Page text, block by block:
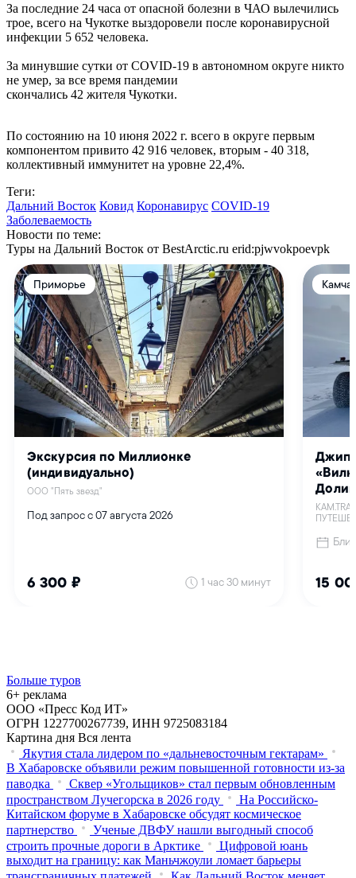
За последние 24 часа от опасной болезни в ЧАО вылечились
трое, всего на Чукотке выздоровели после коронавирусной
инфекции 5 652 человека.
За минувшие сутки от COVID-19 в автономном округе никто
не умер, за все время пандемии
скончались 42 жителя Чукотки.
По состоянию на 10 июня 2022 г. всего в округе первым
компонентом привито 42 916 человек, вторым - 40 318,
коллективный иммунитет на уровне 22,4%.
Теги:
Дальний Восток Ковид Коронавирус COVID-19
Заболеваемость
Новости по теме:
Туры на Дальний Восток от BestArctic.ru erid:pjwvokpoevpk
Больше туров
6+ реклама
ООО «Пресс Код ИТ»
ОГРН 1227700267739, ИНН 9725083184
Картина дня Вся лента
Якутия стала лидером по «дальневосточным гектарам»
В Хабаровске объявили режим повышенной готовности из‑за
паводка
Сквер «Угольщиков» стал первым обновленным
пространством Лучегорска в 2026 году
На Российско-
Китайском форуме в Хабаровске обсудят космическое
партнерство
Ученые ДВФУ нашли выгодный способ
строить прочные дороги в Арктике
Цифровой юань
выходит на границу: как Маньчжоули ломает барьеры